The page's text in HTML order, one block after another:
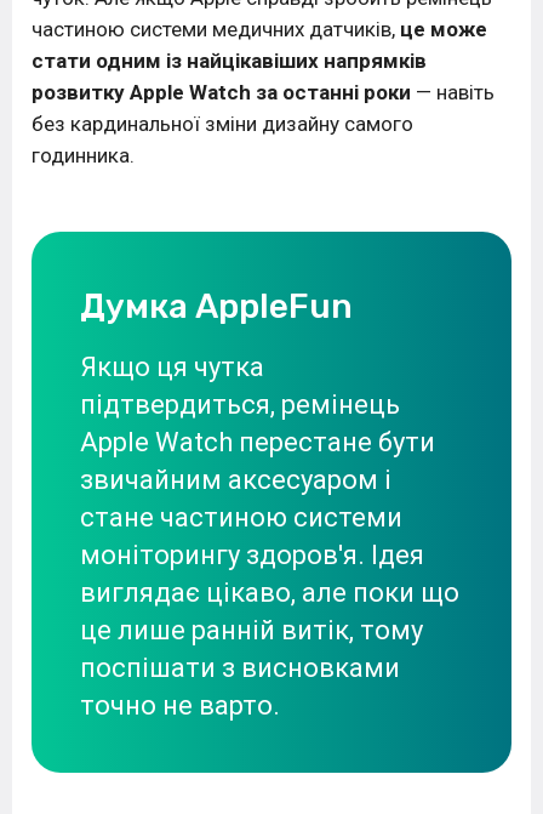
частиною системи медичних датчиків, це може
стати одним із найцікавіших напрямків
розвитку Apple Watch за останні роки — навіть
без кардинальної зміни дизайну самого
годинника.
Думка AppleFun
Якщо ця чутка
підтвердиться, ремінець
Apple Watch перестане бути
звичайним аксесуаром і
стане частиною системи
моніторингу здоров'я. Ідея
виглядає цікаво, але поки що
це лише ранній витік, тому
поспішати з висновками
точно не варто.